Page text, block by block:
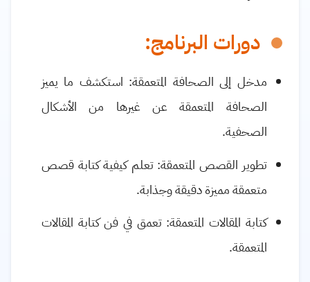
دورات البرنامج:
مدخل إلى الصحافة المتعمقة: استكشف ما يميز
الصحافة المتعمقة عن غيرها من الأشكال
الصحفية.
تطوير القصص المتعمقة: تعلم كيفية كتابة قصص
متعمقة مميزة دقيقة وجذابة.
كتابة المقالات المتعمقة: تعمق في فن كتابة المقالات
المتعمقة.